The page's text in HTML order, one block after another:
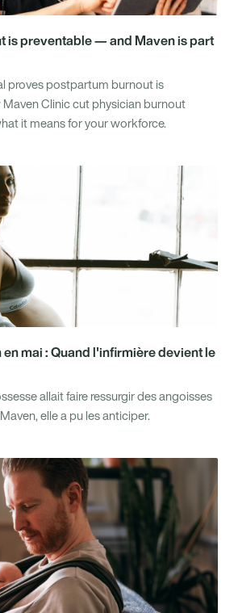
is preventable — and Maven is part
proves postpartum burnout is
Maven Clinic cut physician burnout
it means for your workforce.
mai : Quand l'infirmière devient le
allait faire ressurgir des angoisses
elle a pu les anticiper.